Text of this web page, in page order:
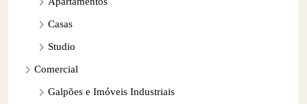
Casas
Studio
Comercial
Galpões e Imóveis Industriais